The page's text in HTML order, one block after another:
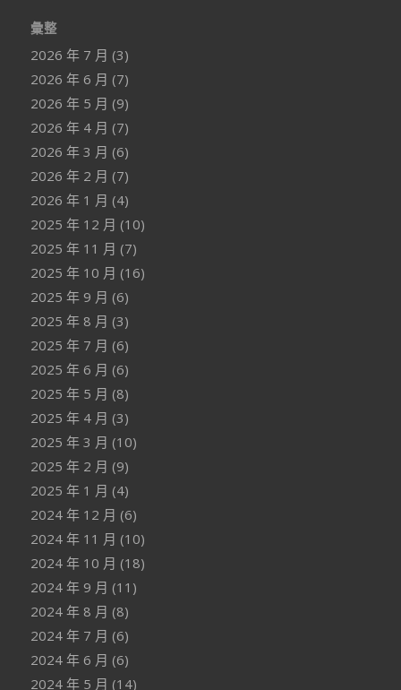
彙整
2026 年 7 月 (3)
2026 年 6 月 (7)
2026 年 5 月 (9)
2026 年 4 月 (7)
2026 年 3 月 (6)
2026 年 2 月 (7)
2026 年 1 月 (4)
2025 年 12 月 (10)
2025 年 11 月 (7)
2025 年 10 月 (16)
2025 年 9 月 (6)
2025 年 8 月 (3)
2025 年 7 月 (6)
2025 年 6 月 (6)
2025 年 5 月 (8)
2025 年 4 月 (3)
2025 年 3 月 (10)
2025 年 2 月 (9)
2025 年 1 月 (4)
2024 年 12 月 (6)
2024 年 11 月 (10)
2024 年 10 月 (18)
2024 年 9 月 (11)
2024 年 8 月 (8)
2024 年 7 月 (6)
2024 年 6 月 (6)
2024 年 5 月 (14)